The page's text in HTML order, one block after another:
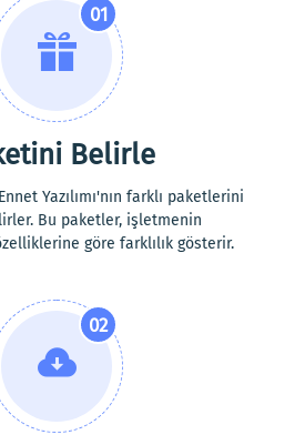
01
Belirle
Yazılımı'nın farklı paketlerini
Bu paketler, işletmenin
göre farklılık gösterir.
02